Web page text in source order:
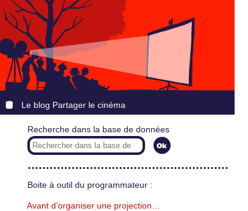
Le blog Partager le cinéma
Recherche dans la base de données
Boite à outil du programmateur :
Avant d’organiser une projection…